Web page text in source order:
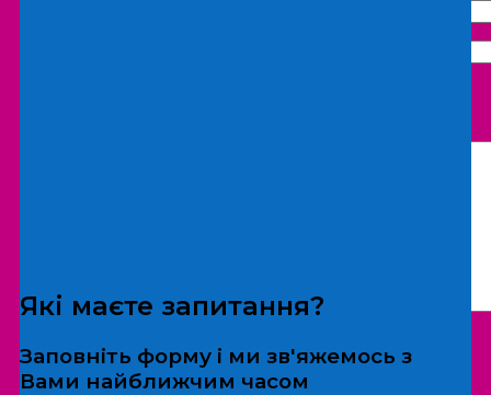
*Дані не передаються третім особам
Які маєте запитання?
Заповніть форму і ми зв'яжемось з
Вами найближчим часом